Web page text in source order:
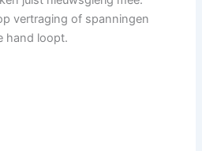
vertraging of spanningen
hand loopt.